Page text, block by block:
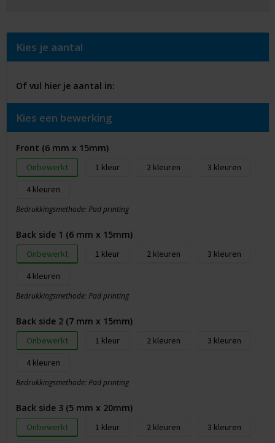
Kies je aantal
Of vul hier je aantal in:
Kies een bewerking
Front (6 mm x 15mm)
Onbewerkt 1 2
3
4
Bedrukkingsmethode: Pad printing
Back side 1 (6 mm x 15mm)
Onbewerkt 1 2
3
4
Bedrukkingsmethode: Pad printing
Back side 2 (7 mm x 15mm)
Onbewerkt 1 2
3
4
Bedrukkingsmethode: Pad printing
Back side 3 (5 mm x 20mm)
Onbewerkt 1 2
3